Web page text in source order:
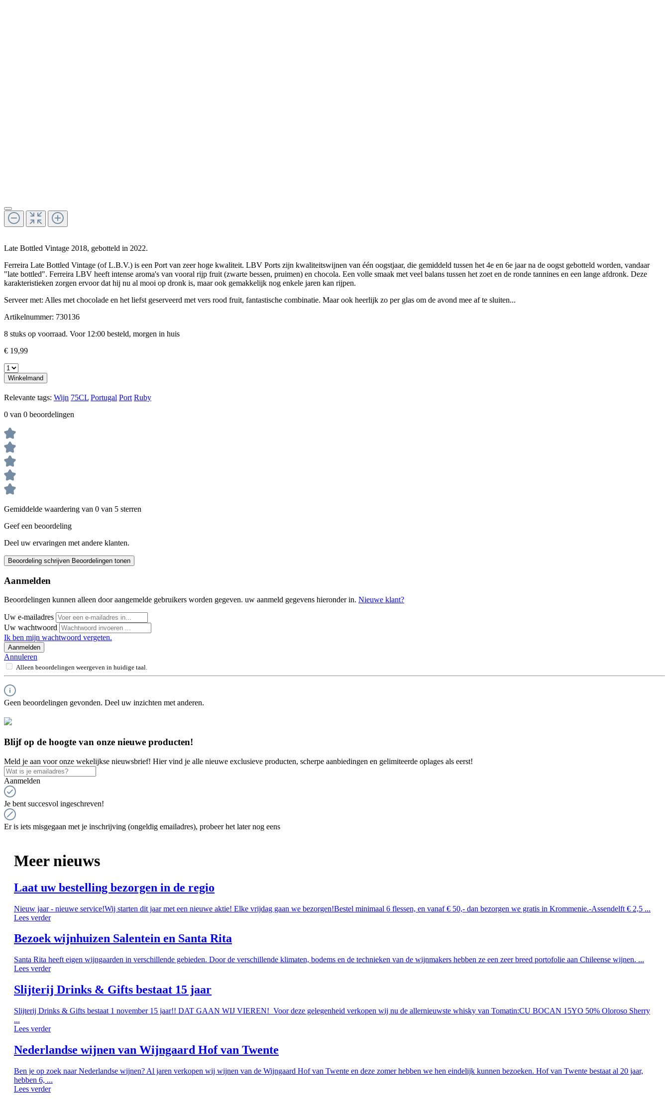
Late Bottled Vintage 2018, gebotteld in 2022.
Ferreira Late Bottled Vintage (of L.B.V.) is een Port van zeer hoge kwaliteit. LBV Ports zijn kwaliteitswijnen van één oogstjaar, die gemiddeld tussen het 4e en 6e jaar na de oogst gebotteld worden, vandaar
"late bottled". Ferreira LBV heeft intense aroma's van vooral rijp fruit (zwarte bessen, pruimen) en chocola. Een volle smaak met veel balans tussen het zoet en de ronde tannines en een lange afdronk. Deze
karakteristieken zorgen ervoor dat hij nu al mooi op dronk is, maar ook gemakkelijk nog enkele jaren kan rijpen.
Serveer met: Alles met chocolade en het liefst geserveerd met vers rood fruit, fantastische combinatie. Maar ook heerlijk zo per glas om de avond mee af te sluiten...
Artikelnummer: 730136
8 stuks op voorraad. Voor 12:00 besteld, morgen in huis
€ 19,99
Winkelmand
Relevante tags: Wijn 75CL Portugal Port Ruby
0 van 0 beoordelingen
Gemiddelde waardering van 0 van 5 sterren
Geef een beoordeling
Deel uw ervaringen met andere klanten.
Beoordeling schrijven Beoordelingen tonen
Aanmelden
Beoordelingen kunnen alleen door aangemelde gebruikers worden gegeven. uw aanmeld gegevens hieronder in. Nieuwe klant?
Uw e-mailadres
Uw wachtwoord
Ik ben mijn wachtwoord vergeten.
Aanmelden
Annuleren
Alleen beoordelingen weergeven in huidige taal.
Geen beoordelingen gevonden. Deel uw inzichten met anderen.
Blijf op de hoogte van onze nieuwe producten!
Meld je aan voor onze wekelijkse nieuwsbrief! Hier vind je alle nieuwe exclusieve producten, scherpe aanbiedingen en gelimiteerde oplages als eerst!
Aanmelden
Je bent succesvol ingeschreven!
Er is iets misgegaan met je inschrijving (ongeldig emailadres), probeer het later nog eens
Meer nieuws
Laat uw bestelling bezorgen in de regio
Nieuw jaar - nieuwe service!Wij starten dit jaar met een nieuwe aktie! Elke vrijdag gaan we bezorgen!Bestel minimaal 6 flessen, en vanaf € 50,- dan bezorgen we gratis in Krommenie.-Assendelft € 2,5 ...
Lees verder
Bezoek wijnhuizen Salentein en Santa Rita
Santa Rita heeft eigen wijngaarden in verschillende gebieden. Door de verschillende klimaten, bodems en de technieken van de wijnmakers hebben ze een zeer breed portofolie aan Chileense wijnen. ...
Lees verder
Slijterij Drinks & Gifts bestaat 15 jaar
Slijterij Drinks & Gifts bestaat 1 november 15 jaar!! DAT GAAN WIJ VIEREN! Voor deze gelegenheid verkopen wij nu de allernieuwste whisky van Tomatin:CU BOCAN 15YO 50% Oloroso Sherry
...
Lees verder
Nederlandse wijnen van Wijngaard Hof van Twente
Ben je op zoek naar Nederlandse wijnen? Al jaren verkopen wij wijnen van de Wijngaard Hof van Twente en deze zomer hebben we hen eindelijk kunnen bezoeken. Hof van Twente bestaat al 20 jaar,
hebben 6, ...
Lees verder